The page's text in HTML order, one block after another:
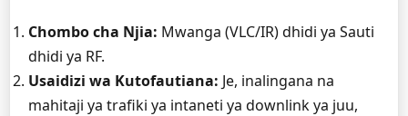
Chombo cha Njia: Mwanga (VLC/IR) dhidi ya Sauti
dhidi ya RF.
Usaidizi wa Kutofautiana: Je, inalingana na
mahitaji ya trafiki ya intaneti ya downlink ya juu,